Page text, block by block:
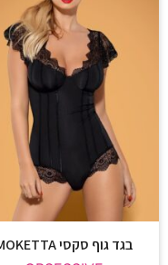
בגד גוף סקסי MOKETTA